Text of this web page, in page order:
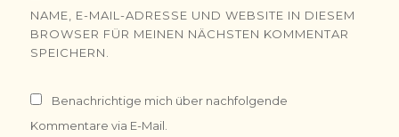
NAME, E-MAIL-ADRESSE UND WEBSITE IN DIESEM
BROWSER FÜR MEINEN NÄCHSTEN KOMMENTAR
SPEICHERN.
Benachrichtige mich über nachfolgende
Kommentare via E-Mail.